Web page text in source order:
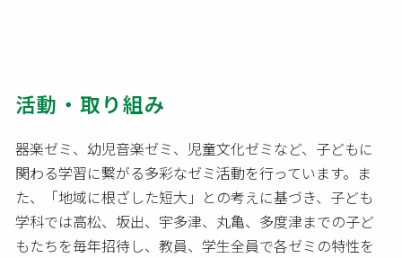
活動・取り組み
器楽ゼミ、幼児音楽ゼミ、児童文化ゼミなど、子どもに
関わる学習に繋がる多彩なゼミ活動を行っています。ま
た、「地域に根ざした短大」との考えに基づき、子ども
学科では高松、坂出、宇多津、丸亀、多度津までの子ど
もたちを毎年招待し、教員、学生全員で各ゼミの特性を